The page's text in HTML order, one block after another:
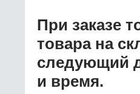
При заказе
товара на
следующий
и время.